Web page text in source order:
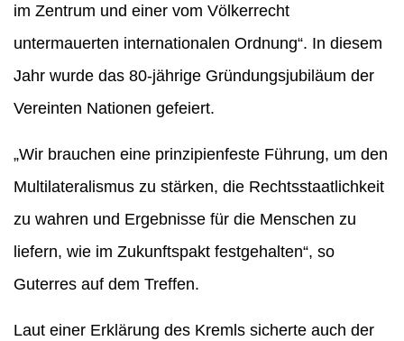
im Zentrum und einer vom Völkerrecht
untermauerten internationalen Ordnung“. In diesem
Jahr wurde das 80-jährige Gründungsjubiläum der
Vereinten Nationen gefeiert.
„Wir brauchen eine prinzipienfeste Führung, um den
Multilateralismus zu stärken, die Rechtsstaatlichkeit
zu wahren und Ergebnisse für die Menschen zu
liefern, wie im Zukunftspakt festgehalten“, so
Guterres auf dem Treffen.
Laut einer Erklärung des Kremls sicherte auch der